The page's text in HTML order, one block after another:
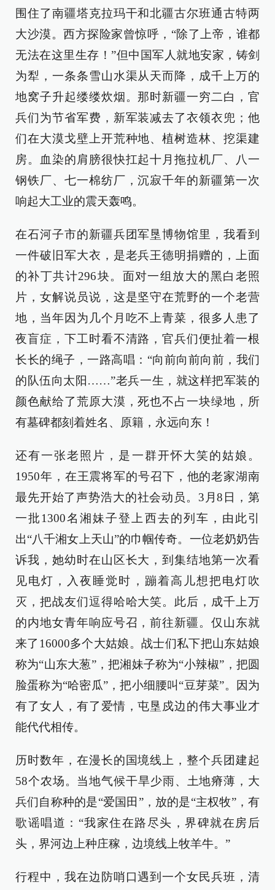
围住了南疆塔克拉玛干和北疆古尔班通古特两
大沙漠。西方探险家曾惊呼，“除了上帝，谁都
无法在这里生存！”但中国军人就地安家，铸剑
为犁，一条条雪山水渠从天而降，成千上万的
地窝子升起缕缕炊烟。那时新疆一穷二白，官
兵们为节省军费，新军装减去了衣领衣兜；他
们在大漠戈壁上开荒种地、植树造林、挖渠建
房。血染的肩膀很快扛起十月拖拉机厂、八一
钢铁厂、七一棉纺厂，沉寂千年的新疆第一次
响起大工业的震天轰鸣。
在石河子市的新疆兵团军垦博物馆里，我看到
一件破旧军大衣，是老兵王德明捐赠的，上面
的补丁共计296块。面对一组放大的黑白老照
片，女解说员说，这是坚守在荒野的一个老营
地，当年因为几个月吃不上青菜，很多人患了
夜盲症，下工时看不清路，官兵们便扯着一根
长长的绳子，一路高唱：“向前向前向前，我们
的队伍向太阳……”老兵一生，就这样把军装的
颜色献给了荒原大漠，死也不占一块绿地，所
有墓碑都刻着姓名、原籍，永远向东！
还有一张老照片，是一群开怀大笑的姑娘。
1950年，在王震将军的号召下，他的老家湖南
最先开始了声势浩大的社会动员。3月8日，第
一批1300名湘妹子登上西去的列车，由此引
出“八千湘女上天山”的巾帼传奇。一位老奶奶告
诉我，她幼时在山区长大，到集结地第一次看
见电灯，入夜睡觉时，蹦着高儿想把电灯吹
灭，把战友们逗得哈哈大笑。此后，成千上万
的内地女青年响应号召，前往新疆。仅山东就
来了16000多个大姑娘。战士们私下把山东姑娘
称为“山东大葱”，把湘妹子称为“小辣椒”，把圆
脸蛋称为“哈密瓜”，把小细腰叫“豆芽菜”。因为
有了女人，有了爱情，屯垦戍边的伟大事业才
能代代相传。
历时数年，在漫长的国境线上，整个兵团建起
58个农场。当地气候干旱少雨、土地瘠薄，大
兵们自称种的是“爱国田”，放的是“主权牧”，有
歌谣唱道：“我家住在路尽头，界碑就在房后
头，界河边上种庄稼，边境线上牧羊牛。”
行程中，我在边防哨口遇到一个女民兵班，清